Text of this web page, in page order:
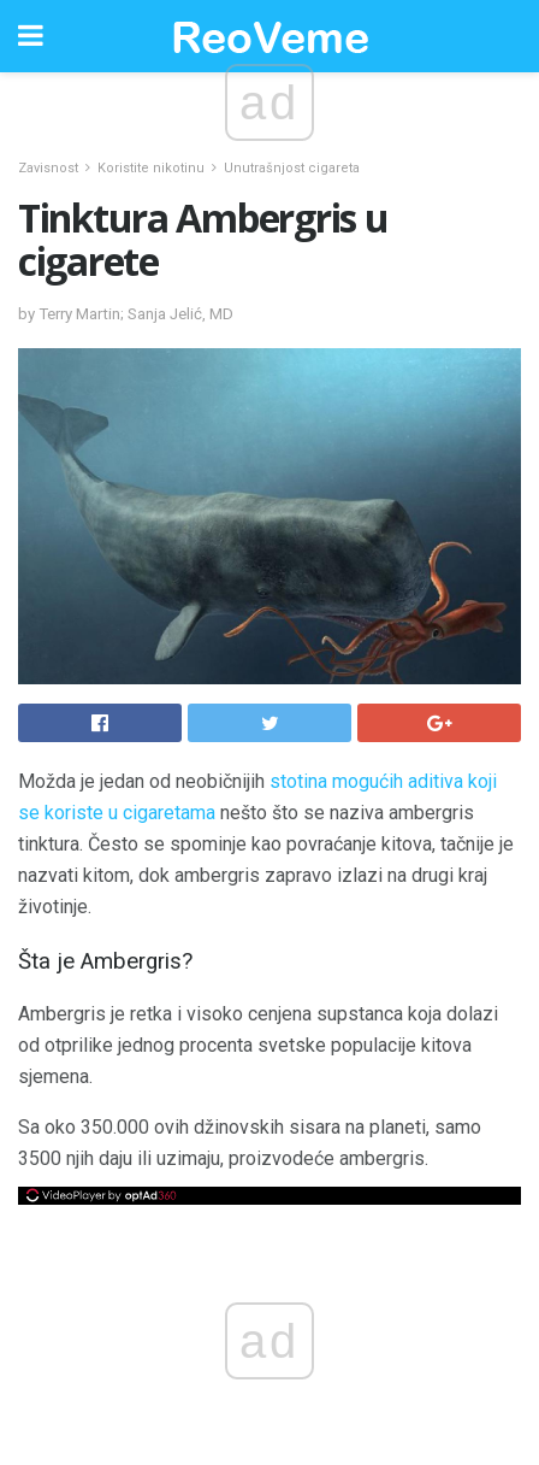
ad
Zavisnost Koristite nikotinu Unutrašnjost cigareta
Tinktura Ambergris u
cigarete
by Terry Martin; Sanja Jelić, MD
Možda je jedan od neobičnijih stotina mogućih aditiva koji
se koriste u cigaretama nešto što se naziva ambergris
tinktura. Često se spominje kao povraćanje kitova, tačnije je
nazvati kitom, dok ambergris zapravo izlazi na drugi kraj
životinje.
Šta je Ambergris?
Ambergris je retka i visoko cenjena supstanca koja dolazi
od otprilike jednog procenta svetske populacije kitova
sjemena.
Sa oko 350.000 ovih džinovskih sisara na planeti, samo
3500 njih daju ili uzimaju, proizvodeće ambergris.
ad